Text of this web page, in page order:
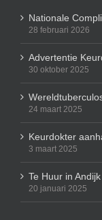
Nationale
28 februari 2026
Advertentie
30 oktober 2025
24 maart 2025
Keurdokter
3 maart 2025
Te Huur in Andijk
20 januari 2025